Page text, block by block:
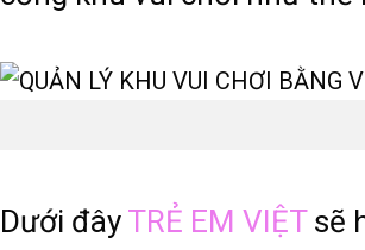
Dưới đây TRẺ EM VIỆTsẽ